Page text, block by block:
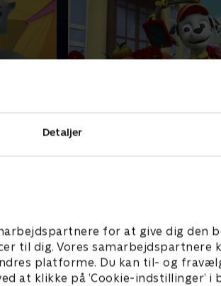
Detaljer
for at give dig den
til dig. Vores samarbejdspartnere
platforme. Du kan til- og
at klikke på ’Cookie-indstillinger’ i
en
skabningerne